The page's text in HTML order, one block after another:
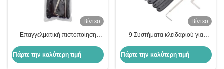
Βίντεο
Επαγγελματική πιστοποίηση
9pcs κλειδαριού προμήθειες,
αξιόπιστα εργαλεία, αξιόπιστα.
Πάρτε την καλύτερη τιμή
Βίντεο
9 Συστήματα κλειδαριού για
εργαλείων διαλέξεως κλειδαριών
Πάρτε την καλύτερη τιμή